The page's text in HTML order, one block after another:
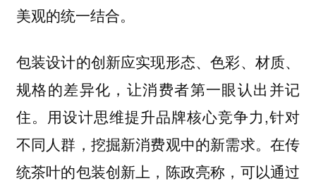
美观的统一结合。
包装设计的创新应实现形态、色彩、材质、
规格的差异化，让消费者第一眼认出并记
住。用设计思维提升品牌核心竞争力,针对
不同人群，挖掘新消费观中的新需求。在传
统茶叶的包装创新上，陈政亮称，可以通过